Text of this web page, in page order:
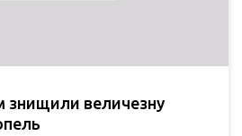
знищили величезну